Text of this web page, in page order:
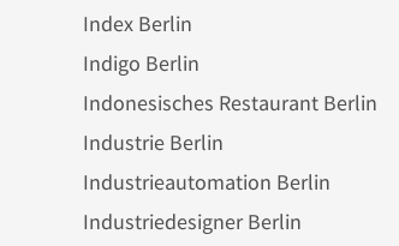
Index Berlin
Indigo Berlin
Indonesisches Restaurant Berlin
Industrie Berlin
Industrieautomation Berlin
Industriedesigner Berlin